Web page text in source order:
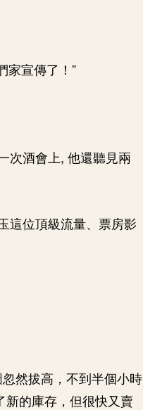
家宣傳了！”
次酒會上, 他還聽見兩
這位頂級流量、票房影
然拔高，不到半個小時
新的庫存，但很快又賣